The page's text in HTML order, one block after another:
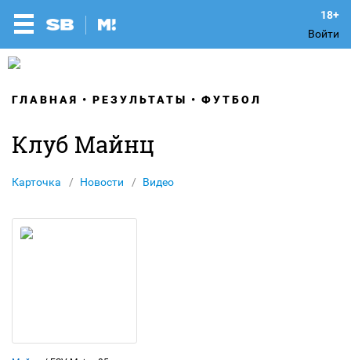
Войти
ГЛАВНАЯ РЕЗУЛЬТАТЫ ФУТБОЛ
Клуб Майнц
Карточка Новости Видео